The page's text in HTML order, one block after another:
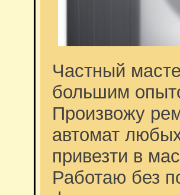
Частный
большим
Произвожу
автомат
привезти в
Работаю без